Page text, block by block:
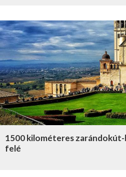
1500 kilométeres
felé